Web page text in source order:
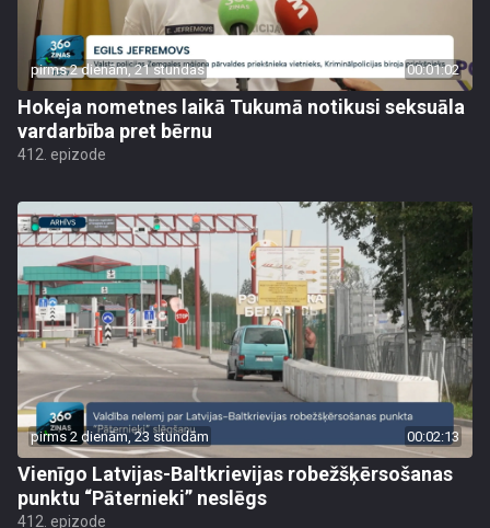
pirms 2 dienām, 21 stundas 00:01:02
Hokeja nometnes laikā Tukumā notikusi seksuāla
vardarbība pret bērnu
412. epizode
pirms 2 dienām, 23 stundām 00:02:13
Vienīgo Latvijas-Baltkrievijas robežšķērsošanas
punktu “Pāternieki” neslēgs
412. epizode